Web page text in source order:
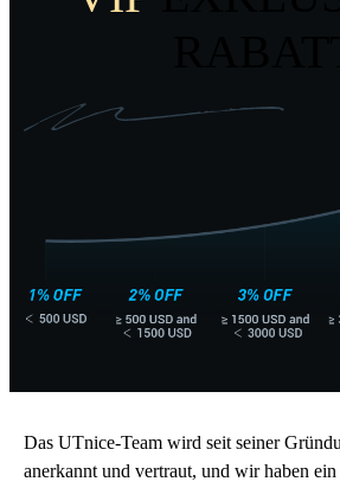
Das UTnice-Team wird seit seiner
anerkannt und vertraut, und wir haben